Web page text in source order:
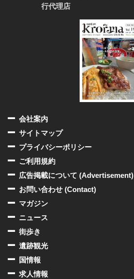
行代理店
会社案内
サイトマップ
プライバシーポリシー
ご利用規約
広告掲載について (Advertisement)
お問い合わせ (Contact)
マガジン
ニュース
街歩き
遺跡観光
国情報
求人情報